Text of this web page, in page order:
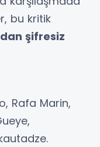
bu kritik
şifresiz
Rafa Marin,